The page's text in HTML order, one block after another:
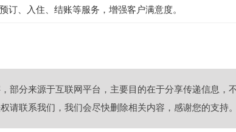
订、入住、结账等服务，增强客户满意度。
部分来源于互联网平台，主要目的在于分享传递信息，
请联系我们，我们会尽快删除相关内容，感谢您的支持。